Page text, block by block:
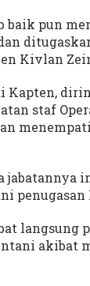
baik pun
Kivlan
Kapten,
staf
jabatannya
akibat